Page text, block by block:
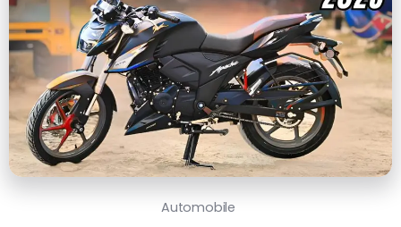
Automobile